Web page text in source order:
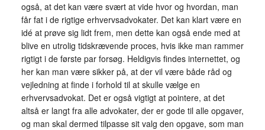
også, at det kan være svært at vide hvor og hvordan, man
får fat i de rigtige erhvervsadvokater. Det kan klart være en
idé at prøve sig lidt frem, men dette kan også ende med at
blive en utrolig tidskrævende proces, hvis ikke man rammer
rigtigt i de første par forsøg. Heldigvis findes internettet, og
her kan man være sikker på, at der vil være både råd og
vejledning at finde i forhold til at skulle vælge en
erhvervsadvokat. Det er også vigtigt at pointere, at det
altså er langt fra alle advokater, der er gode til alle opgaver,
og man skal dermed tilpasse sit valg den opgave, som man